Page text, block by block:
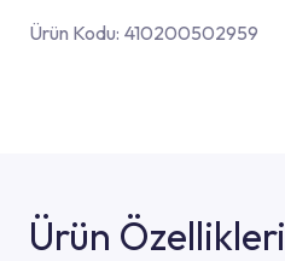
Ürün Kodu: 410200502959
Ürün Özellikleri